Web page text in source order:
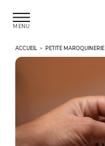
MENU
ACCUEIL PETITE MAROQUINERIE